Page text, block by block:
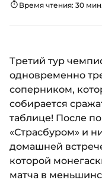
Время чтения: 30 мин.
Третий тур
одновременно
соперником,
собирается
таблице! После
«Страсбуром» и
домашней
которой
матча в